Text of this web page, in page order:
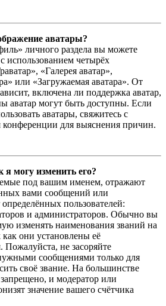
аватары?
личного раздела вы можете
использованием четырёх
«Галерея аватар»,
или «Загружаемая аватара». От
включена ли поддержка аватар,
аватар могут быть доступны. Если
аватары, свяжитесь с
конференции для выяснения причин.
я могу изменить его?
под вашим именем, отражают
вами сообщений или
пользователей:
и администраторов. Обычно вы
изменять наименования званий на
они установлены её
Пожалуйста, не засоряйте
сообщениями только для
своё звание. На большинстве
и модератор или
значение вашего счётчика